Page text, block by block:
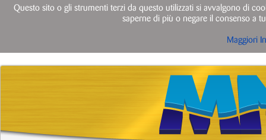
Questo sito o gli strumenti terzi da questo utilizzati si avvalgono di
saperne di più o negare il consenso a
Maggiori